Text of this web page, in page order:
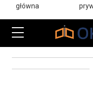
główna